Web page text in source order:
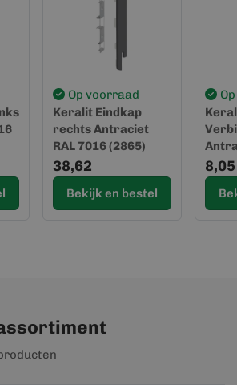
Op voorraad
Keralit Eindkap
rechts Antraciet
RAL 7016 (2865)
(Sponningdeel 143)
38,62
Bekijk en bestel
8,05